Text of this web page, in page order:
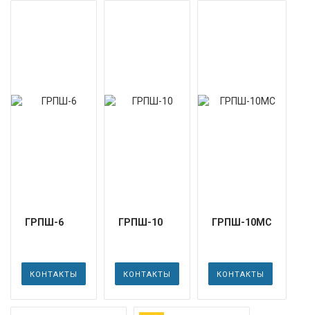
ГРПШ-6
КОНТАКТЫ
ГРПШ-10
КОНТАКТЫ
ГРПШ-10МС
КОНТАКТЫ